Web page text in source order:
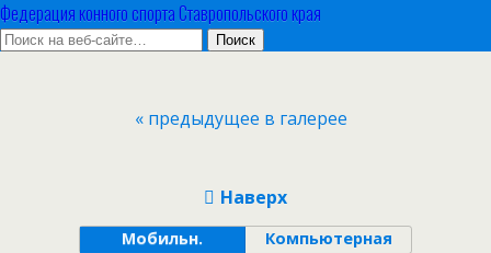
Федерация конного спорта Ставропольского края
« предыдущее в галерее
Наверх
Мобильн. Компьютерная